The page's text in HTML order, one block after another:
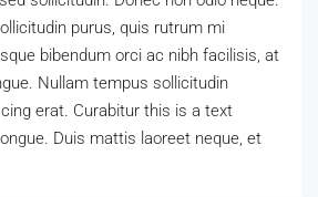
purus, quis rutrum mi
bibendum orci ac nibh facilisis, at
Nullam tempus sollicitudin
erat. Curabitur this is a text
Duis mattis laoreet neque, et